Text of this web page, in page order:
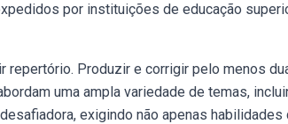
por instituições de educação
repertório. Produzir e corrigir pelo menos
uma ampla variedade de temas,
exigindo não apenas habilidades